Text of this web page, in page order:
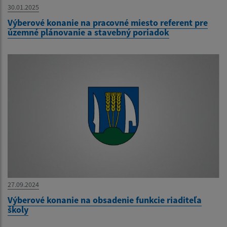
30.01.2025
Výberové konanie na pracovné miesto referent pre
územné plánovanie a stavebný poriadok
27.09.2024
Výberové konanie na obsadenie funkcie riaditeľa
školy